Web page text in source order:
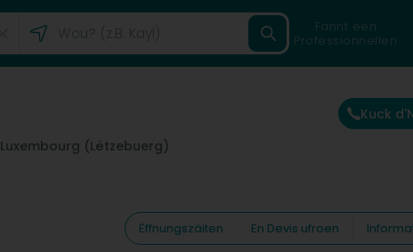
Fannt een
Professionnellen
Luxembourg (Lëtzebuerg)
Kuck
Ëffnungszäiten En Devis ufroen